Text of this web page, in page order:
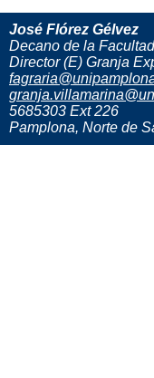
José Flórez Gélvez
Decano de la
Director (E) Granja
5685303 Ext 226
Pamplona, Norte de